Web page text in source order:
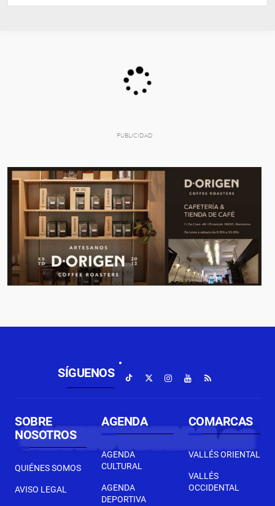
SÍGUENOS
SOBRE
NOSOTROS
QUIÉNES SOMOS
AVISO LEGAL
AGENDA
AGENDA
CULTURAL
AGENDA
DEPORTIVA
COMARCAS
VALLÉS ORIENTAL
VALLÉS
OCCIDENTAL